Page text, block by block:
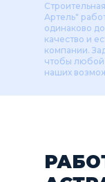
Артель"
одинаково
качество и
компании.
чтобы любой
наших